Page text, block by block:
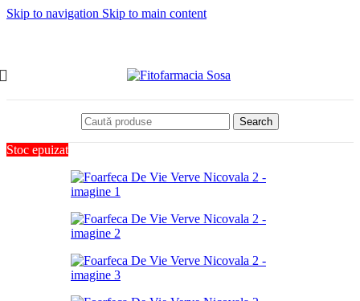
Skip to navigation Skip to main content
Search
Stoc epuizat